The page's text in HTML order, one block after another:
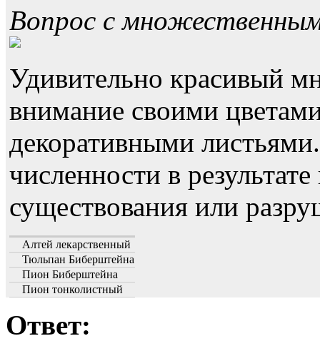
Вопрос с
Удивительно красивый
внимание своими
декоративными
численности в
существования или
Алтей лекарственный
Тюльпан Биберштейна
Пион Биберштейна
Пион тонколистный
Ответ: